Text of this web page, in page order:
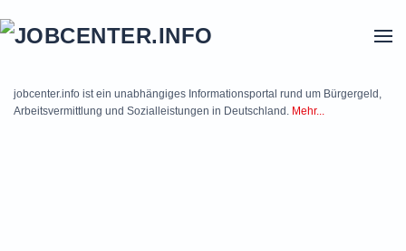
jobcenter.info ist ein unabhängiges Informationsportal rund um Bürgergeld,
Arbeitsvermittlung und Sozialleistungen in Deutschland. Mehr...